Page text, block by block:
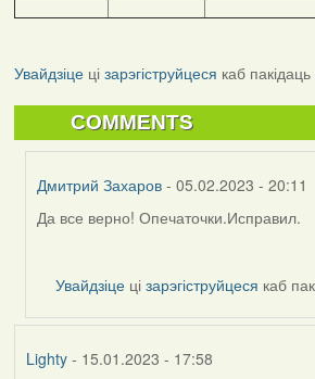
Увайдзіцеці зарэгіструйцеся каб
COMMENTS
Дмитрий Захаров - 05.02.2023 - 20:11
In
Harrier
Да все верно! Опечаточки.Исправил.
Увайдзіце цізарэгіструйцеся каб
Lighty- 15.01.2023 - 17:58